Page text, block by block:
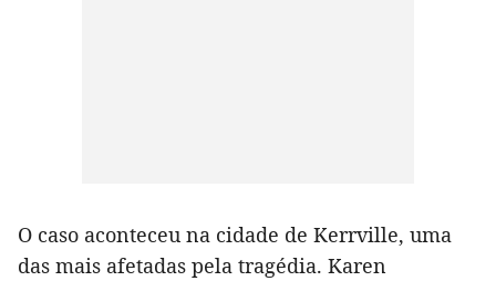
O caso aconteceu na cidade de Kerrville, uma
das mais afetadas pela tragédia. Karen